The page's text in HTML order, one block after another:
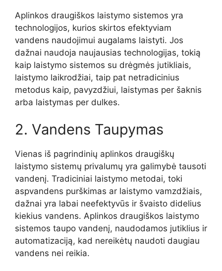
Aplinkos draugiškos laistymo sistemos yra
technologijos, kurios skirtos efektyviam
vandens naudojimui augalams laistyti. Jos
dažnai naudoja naujausias technologijas, tokią
kaip laistymo sistemos su drėgmės jutikliais,
laistymo laikrodžiai, taip pat netradicinius
metodus kaip, pavyzdžiui, laistymas per šaknis
arba laistymas per dulkes.
2. Vandens Taupymas
Vienas iš pagrindinių aplinkos draugiškų
laistymo sistemų privalumų yra galimybė tausoti
vandenį. Tradiciniai laistymo metodai, toki
aspvandens purškimas ar laistymo vamzdžiais,
dažnai yra labai neefektyvūs ir švaisto didelius
kiekius vandens. Aplinkos draugiškos laistymo
sistemos taupo vandenį, naudodamos jutiklius ir
automatizaciją, kad nereikėtų naudoti daugiau
vandens nei reikia.